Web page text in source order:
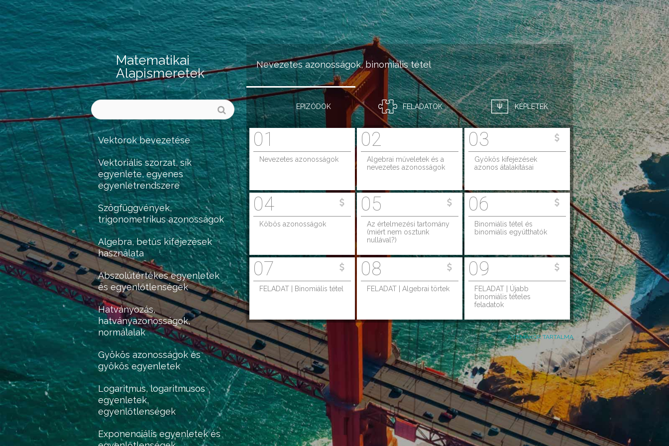
Jump to navigation
Matematikai
Alapismeretek
Vektorok bevezetése
Vektoriális szorzat, sík
egyenlete, egyenes
egyenletrendszere
Szögfüggvények,
trigonometrikus azonosságok
Algebra, betűs kifejezések
használata
Abszolútértékes egyenletek
és egyenlőtlenségek
Hatványozás,
hatványazonosságok,
normálalak
Gyökös azonosságok és
gyökös egyenletek
Logaritmus, logaritmusos
egyenletek,
egyenlőtlenségek
Exponenciális egyenletek és
Nevezetes azonosságok, binomiális tétel
EPIZÓDOK FELADATOK KÉPLETEK
01
Nevezetes azonosságok
02
Algebrai műveletek és a
nevezetes azonosságok
03
Gyökös kifejezések
azonos átalakításai
04
Köbös azonosságok
05
Az értelmezési tartomány
(miért nem osztunk
nullával?)
06
Binomiális tétel és
binomiális együtthatók
07
FELADAT | Binomiális tétel
08
FELADAT | Algebrai törtek
09
FELADAT | Újabb
binomiális tételes
feladatok
A TÉMAKÖR TARTALMA